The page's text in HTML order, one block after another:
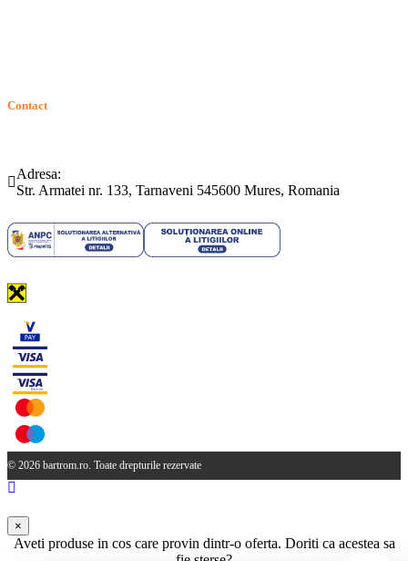
Contact
Adresa:
Str. Armatei nr. 133, Tarnaveni 545600 Mures, Romania
© 2026 bartrom.ro. Toate drepturile rezervate
×
Aveti produse in cos care provin dintr-o oferta. Doriti ca acestea sa